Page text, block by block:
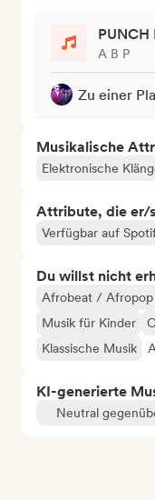
PUNCH
A B P
Zu einer
Musikalische
Elektronische
Attribute, die er/
Verfügbar auf
Du willst nicht
Afrobeat / Afropop
Musik für Kinder
Klassische Musik
KI-generierte
Neutral